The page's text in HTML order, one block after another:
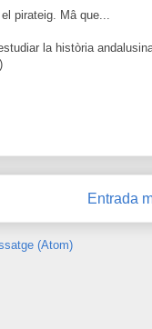
pirateig. Mâ que...
la història
Entrada
(Atom)